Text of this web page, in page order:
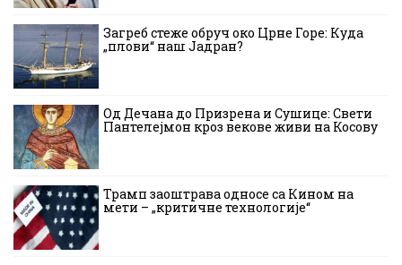
Загреб стеже обруч око Црне Горе: Куда
„плови“ наш Јадран?
Од Дечана до Призрена и Сушице: Свети
Пантелејмон кроз векове живи на Косову
Трамп заоштрава односе са Кином на
мети – „критичне технологије“